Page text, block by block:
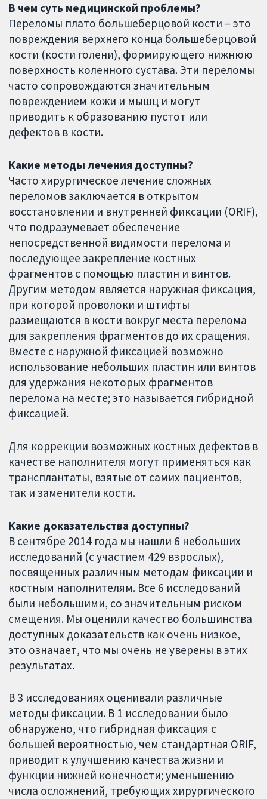
В чем суть медицинской проблемы?
Переломы плато большеберцовой кости – это
повреждения верхнего конца большеберцовой
кости (кости голени), формирующего нижнюю
поверхность коленного сустава. Эти переломы
часто сопровождаются значительным
повреждением кожи и мышц и могут
приводить к образованию пустот или
дефектов в кости.
Какие методы лечения доступны?
Часто хирургическое лечение сложных
переломов заключается в открытом
восстановлении и внутренней фиксации (ORIF),
что подразумевает обеспечение
непосредственной видимости перелома и
последующее закрепление костных
фрагментов с помощью пластин и винтов.
Другим методом является наружная фиксация,
при которой проволоки и штифты
размещаются в кости вокруг места перелома
для закрепления фрагментов до их сращения.
Вместе с наружной фиксацией возможно
использование небольших пластин или винтов
для удержания некоторых фрагментов
перелома на месте; это называется гибридной
фиксацией.
Для коррекции возможных костных дефектов в
качестве наполнителя могут применяться как
трансплантаты, взятые от самих пациентов,
так и заменители кости.
Какие доказательства доступны?
В сентябре 2014 года мы нашли 6 небольших
исследований (с участием 429 взрослых),
посвященных различным методам фиксации и
костным наполнителям. Все 6 исследований
были небольшими, со значительным риском
смещения. Мы оценили качество большинства
доступных доказательств как очень низкое,
это означает, что мы очень не уверены в этих
результатах.
В 3 исследованиях оценивали различные
методы фиксации. В 1 исследовании было
обнаружено, что гибридная фиксация с
большей вероятностью, чем стандартная ORIF,
приводит к улучшению качества жизни и
функции нижней конечности; уменьшению
числа осложнений, требующих хирургического